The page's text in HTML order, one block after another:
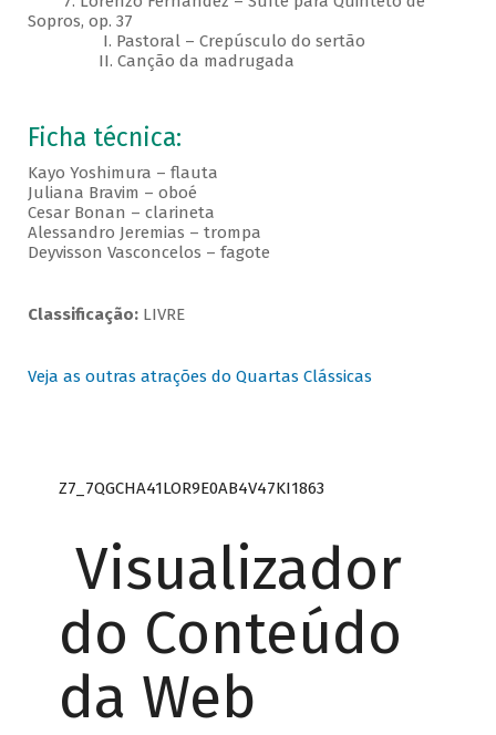
Sopros, op. 37
I. Pastoral – Crepúsculo do sertão
II. Canção da madrugada
Ficha técnica:
Kayo Yoshimura – flauta
Juliana Bravim – oboé
Cesar Bonan – clarineta
Alessandro Jeremias – trompa
Deyvisson Vasconcelos – fagote
Classificação:LIVRE
Veja as outras atrações do Quartas Clássicas
Z7_7QGCHA41LOR9E0AB4V47KI1863
Visualizador
do Conteúdo
da Web